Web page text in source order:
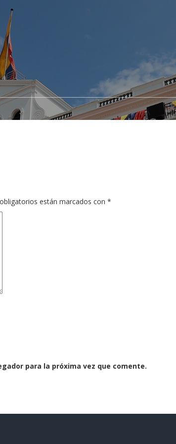
están marcados con*
para la próxima vez que comente.